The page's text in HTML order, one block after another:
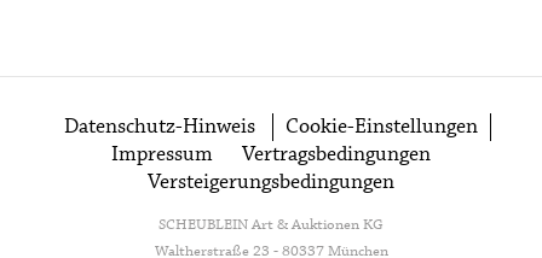
Datenschutz-Hinweis
Cookie-Einstellungen
Impressum
Vertragsbedingungen
Versteigerungsbedingungen
SCHEUBLEIN Art & Auktionen KG
Waltherstraße 23 - 80337 München